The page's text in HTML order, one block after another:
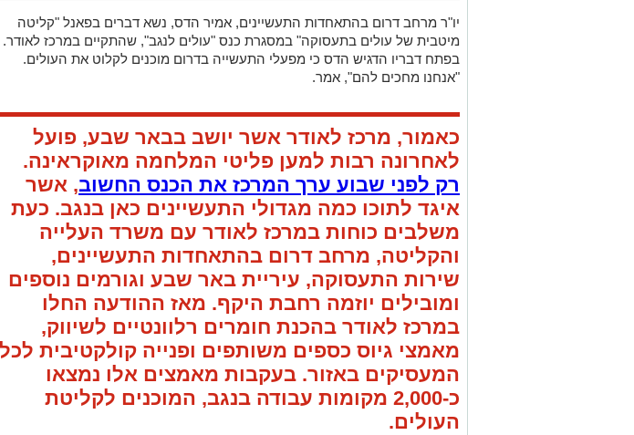
יו"ר מרחב דרום בהתאחדות התעשיינים, אמיר הדס, נשא דברים בפאנל "קליטה
מיטבית של עולים בתעסוקה" במסגרת כנס "עולים לנגב", שהתקיים במרכז לאודר.
בפתח דבריו הדגיש הדס כי מפעלי התעשייה בדרום מוכנים לקלוט את העולים.
"אנחנו מחכים להם", אמר.
כאמור, מרכז לאודר אשר יושב בבאר שבע, פועל
לאחרונה רבות למען פליטי המלחמה מאוקראינה.
רק לפני שבוע ערך המרכז את הכנס החשוב, אשר
איגד לתוכו כמה מגדולי התעשיינים כאן בנגב. כעת
משלבים כוחות במרכז לאודר עם משרד העלייה
והקליטה, מרחב דרום בהתאחדות התעשיינים,
שירות התעסוקה, עיריית באר שבע וגורמים נוספים
ומובילים יוזמה רחבת היקף. מאז ההודעה החלו
במרכז לאודר בהכנת חומרים רלוונטיים לשיווק,
מאמצי גיוס כספים משותפים ופנייה קולקטיבית לכל
המעסיקים באזור. בעקבות מאמצים אלו נמצאו
כ-2,000 מקומות עבודה בנגב, המוכנים לקליטת
העולים.